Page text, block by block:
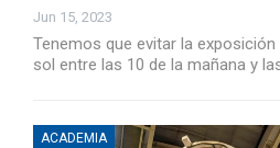
Jun 15, 2023
Tenemos que evitar la
sol entre las 10 de la mañana y
ACADEMIA